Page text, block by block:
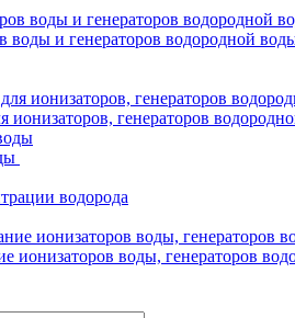
воды и генераторов водородной
генераторов
водорода
ионизаторов воды, генераторов